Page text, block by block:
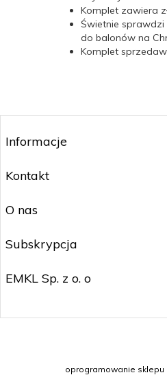
Komplet zawiera
Świetnie
do balonów na
Komplet
Informacje
Kontakt
O nas
Subskrypcja
EMKL Sp. z o. o
oprogramowanie sklepu